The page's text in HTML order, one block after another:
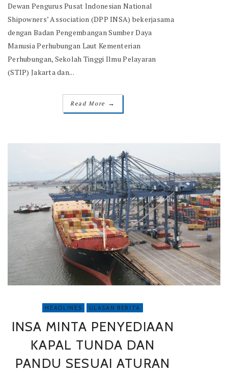
Dewan Pengurus Pusat Indonesian National
Shipowners’ Association (DPP INSA) bekerjasama
dengan Badan Pengembangan Sumber Daya
Manusia Perhubungan Laut Kementerian
Perhubungan, Sekolah Tinggi Ilmu Pelayaran
(STIP) Jakarta dan...
Read More →
HEADLINES ULASAN BERITA
INSA MINTA PENYEDIAAN
KAPAL TUNDA DAN
PANDU SESUAI ATURAN